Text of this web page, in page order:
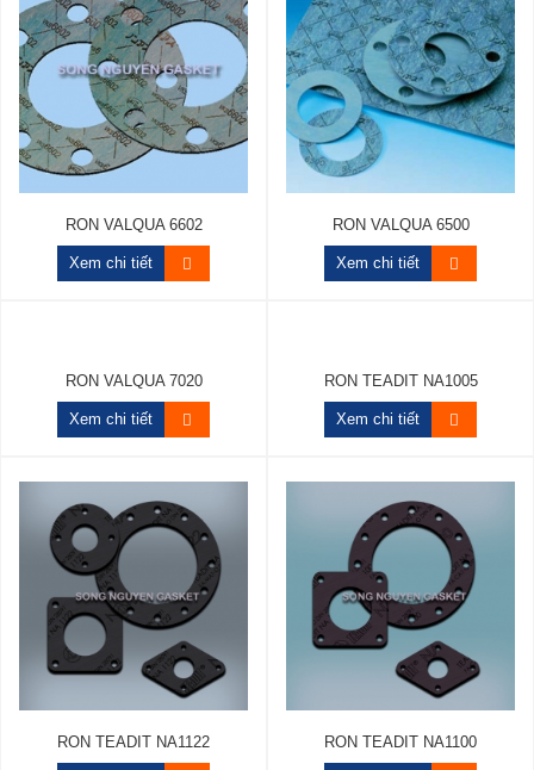
RON VALQUA 6602
Xem chi tiết
RON VALQUA 6500
Xem chi tiết
RON VALQUA 7020
Xem chi tiết
RON TEADIT NA1005
Xem chi tiết
RON TEADIT NA1122 RON TEADIT NA1100